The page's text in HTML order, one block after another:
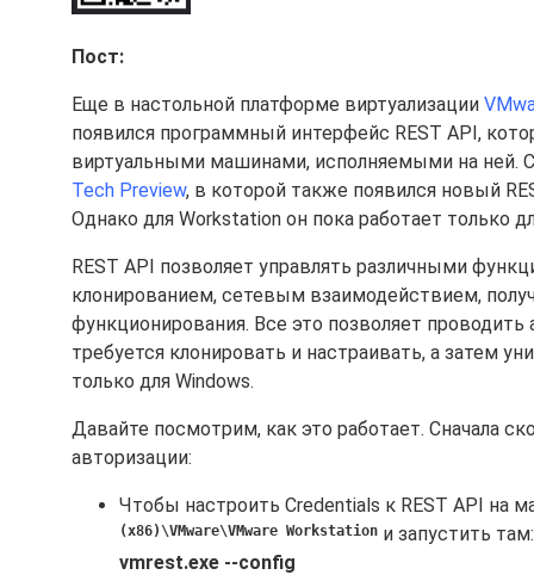
Пост:
Еще в настольной платформе виртуализации
появился программный интерфейс REST API,
виртуальными машинами, исполняемыми на ней.
Tech Preview, в которой также появился новый
Однако для Workstation он пока работает только
REST API позволяет управлять различными
клонированием, сетевым взаимодействием,
функционирования. Все это позволяет
требуется клонировать и настраивать, а затем
только для Windows.
Давайте посмотрим, как это работает. Сначала
авторизации:
Чтобы настроить Credentials к REST API на
(x86)\VMware\VMware Workstation и запустить там:
vmrest.exe --config